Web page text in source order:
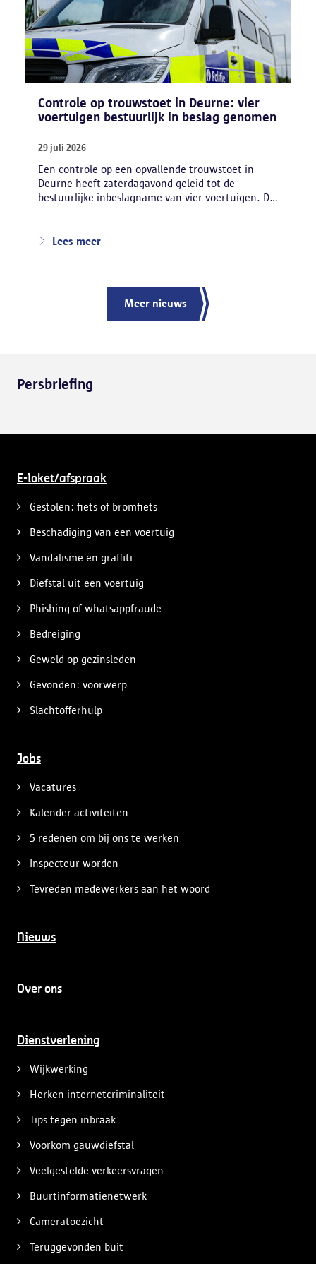
Controle op trouwstoet in Deurne: vier
voertuigen bestuurlijk in beslag genomen
29 juli 2026
Een controle op een opvallende trouwstoet in
Deurne heeft zaterdagavond geleid tot de
bestuurlijke inbeslagname van vier voertuigen. De
nadat meerdere weggebruikers melding hadden
ernstige verkeershinder die dat als gevolg had.
Lees meer
Meer nieuws
Persbriefing
E-loket/afspraak
Gestolen: fiets of bromfiets
Beschadiging van een voertuig
Vandalisme en graffiti
Diefstal uit een voertuig
Phishing of whatsappfraude
Bedreiging
Geweld op gezinsleden
Gevonden: voorwerp
Slachtofferhulp
Jobs
Vacatures
Kalender activiteiten
5 redenen om bij ons te werken
Inspecteur worden
Tevreden medewerkers aan het woord
Nieuws
Over ons
Dienstverlening
Wijkwerking
Herken internetcriminaliteit
Tips tegen inbraak
Voorkom gauwdiefstal
Veelgestelde verkeersvragen
Buurtinformatienetwerk
Cameratoezicht
Teruggevonden buit